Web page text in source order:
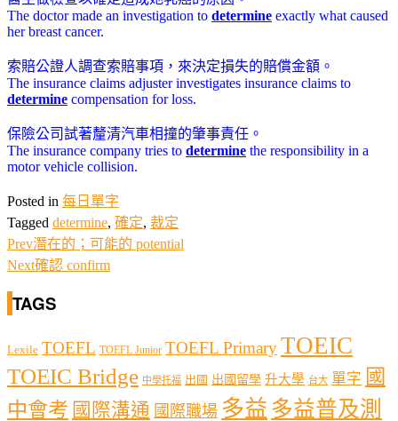
The doctor made an investigation to determine exactly what caused
her breast cancer.
索賠公證人調查索賠事項，來決定損失的賠償金額。
The insurance claims adjuster investigates insurance claims to
determine compensation for loss.
保險公司試著釐清汽車相撞的肇事責任。
The insurance company tries to determine the responsibility in a
motor vehicle collision.
Posted in 每日單字
Tagged determine, 確定, 裁定
Prev潛在的；可能的 potential
Next確認 confirm
TAGS
Lexile TOEFL TOEFL Junior TOEFL PrimaryTOEIC
TOEIC Bridge 中學托福 出國 出國留學 升大學 台大 單字 國
中會考 國際溝通 國際職場 多益 多益普及測